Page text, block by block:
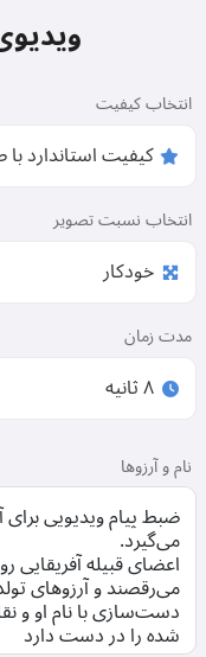
انتخاب کیفیت
انتخاب نسبت تصویر
مدت زمان
نام و آرزوها